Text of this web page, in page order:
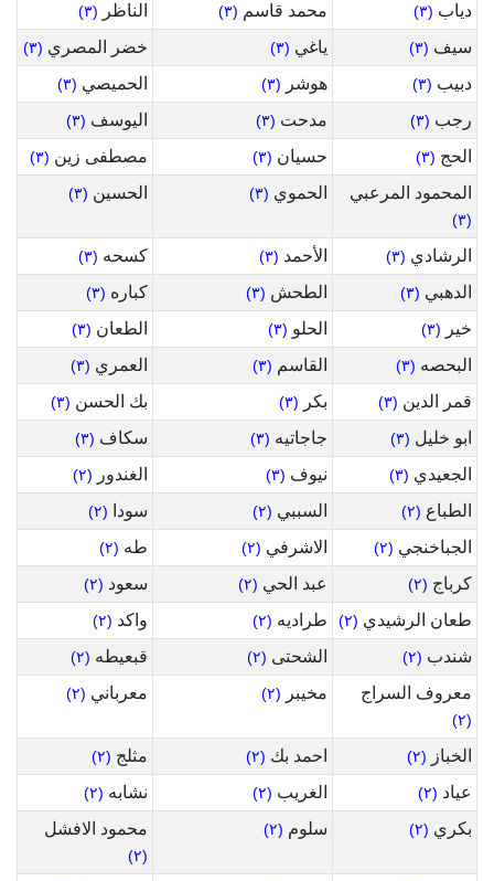
دياب (٣) محمد قاسم (٣) الناظر (٣)
سيف (٣) ياغي (٣) خضر المصري (٣)
دبيب (٣) هوشر (٣) الحميصي (٣)
رجب (٣) مدحت (٣) اليوسف (٣)
الحج (٣) حسيان (٣) مصطفى زين (٣)
المحمود المرعبي
(٣)
الحموي (٣) الحسين (٣)
الرشادي (٣) الأحمد (٣) كسحه (٣)
الدهبي (٣) الطحش (٣) كباره (٣)
خير (٣) الحلو (٣) الطعان (٣)
البحصه (٣) القاسم (٣) العمري (٣)
قمر الدين (٣) بكر (٣) بك الحسن (٣)
ابو خليل (٣) جاجاتيه (٣) سكاف (٣)
الجعيدي (٣) نيوف (٣) الغندور (٢)
الطباع (٢) السببي (٢) سودا (٢)
الجباخنجي (٢) الاشرفي (٢) طه (٢)
كرباج (٢) عبد الحي (٢) سعود (٢)
طعان الرشيدي (٢) طراديه (٢) واكد (٢)
شندب (٢) الشحتى (٢) قبعيطه (٢)
معروف السراج
(٢)
مخيبر (٢) معرباني (٢)
الخباز (٢) احمد بك (٢) مثلج (٢)
عياد (٢) الغريب (٢) نشابه (٢)
بكري (٢) سلوم (٢) محمود الافشل
(٢)